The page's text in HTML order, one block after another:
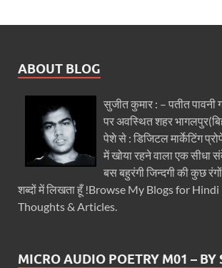
ABOUT BLOG
सुजीत कुमार : – पतीत पावनी
पर अवस्थित शहर
पेशे से : डिजिटल मार्केटिंग
में खोया रहने वाला एक सीधा
बस बहुरंगी जिन्दगी की कुछ
शब्दों में लिखता हूँ !Browse My Blogs for
Thoughts & Articles.
MICRO AUDIO POETRY M01 – BY